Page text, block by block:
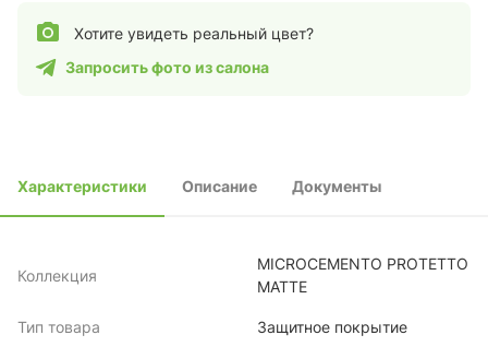
Хотите увидеть реальный цвет?
Запросить фото из салона
Характеристики Описание Документы
Коллекция
MICROCEMENTO PROTETTO
MATTE
Тип товара Защитное покрытие